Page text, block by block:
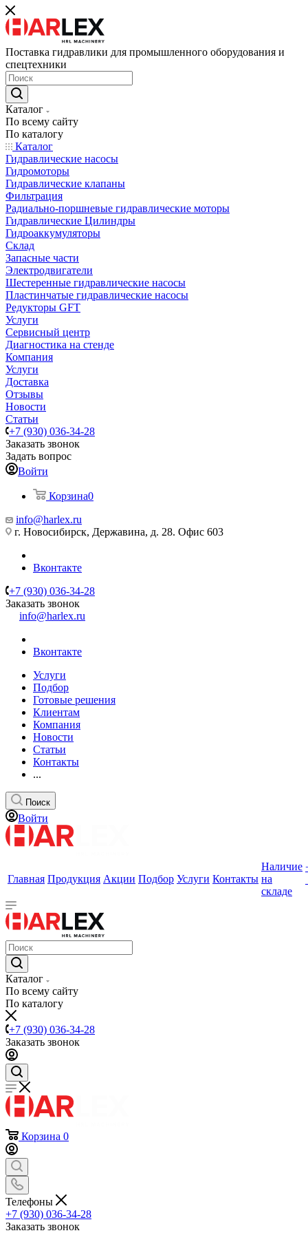
Поставка гидравлики для промышленного оборудования и
спецтехники
Каталог
По всему сайту
По каталогу
Каталог
Гидравлические насосы
Гидромоторы
Гидравлические клапаны
Фильтрация
Радиально-поршневые гидравлические моторы
Гидравлические Цилиндры
Гидроаккумуляторы
Склад
Запасные части
Электродвигатели
Шестеренные гидравлические насосы
Пластинчатые гидравлические насосы
Редукторы GFT
Услуги
Сервисный центр
Диагностика на стенде
Компания
Услуги
Доставка
Отзывы
Новости
Статьи
+7 (930) 036-34-28
Заказать звонок
Задать вопрос
Войти
Корзина0
info@harlex.ru
г. Новосибирск, Державина, д. 28. Офис 603
Вконтакте
+7 (930) 036-34-28
Заказать звонок
info@harlex.ru
Вконтакте
Услуги
Подбор
Готовые решения
Клиентам
Компания
Новости
Статьи
Контакты
...
Поиск
Войти
Главная Продукция Акции Подбор Услуги Контакты
Наличие
на
складе
Каталог
По всему сайту
По каталогу
+7 (930) 036-34-28
Заказать звонок
Корзина 0
Телефоны
+7 (930) 036-34-28
Заказать звонок